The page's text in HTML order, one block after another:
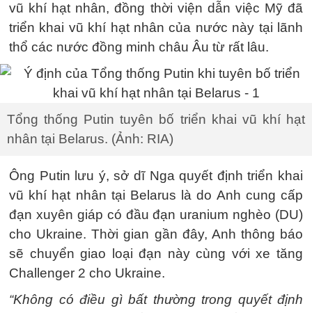
vũ khí hạt nhân, đồng thời viện dẫn việc Mỹ đã
triển khai vũ khí hạt nhân của nước này tại lãnh
thổ các nước đồng minh châu Âu từ rất lâu.
Tổng thống Putin tuyên bố triển khai vũ khí hạt
nhân tại Belarus. (Ảnh: RIA)
Ông Putin lưu ý, sở dĩ Nga quyết định triển khai
vũ khí hạt nhân tại Belarus là do Anh cung cấp
đạn xuyên giáp có đầu đạn uranium nghèo (DU)
cho Ukraine. Thời gian gần đây, Anh thông báo
sẽ chuyển giao loại đạn này cùng với xe tăng
Challenger 2 cho Ukraine.
“Không có điều gì bất thường trong quyết định